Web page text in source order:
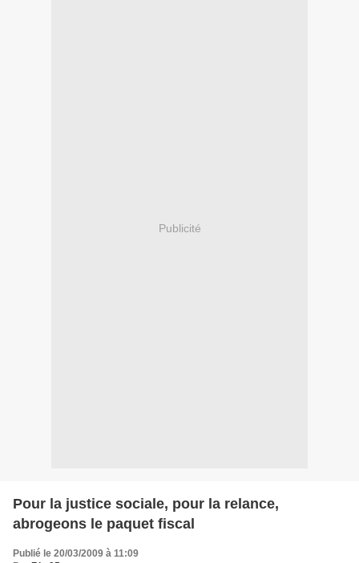
Publicité
Pour la justice sociale, pour la relance,
abrogeons le paquet fiscal
Publié le 20/03/2009 à 11:09